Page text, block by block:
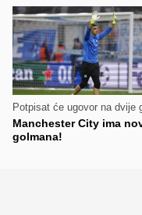
Potpisat će ugovor na dvije
Manchester City ima
golmana!